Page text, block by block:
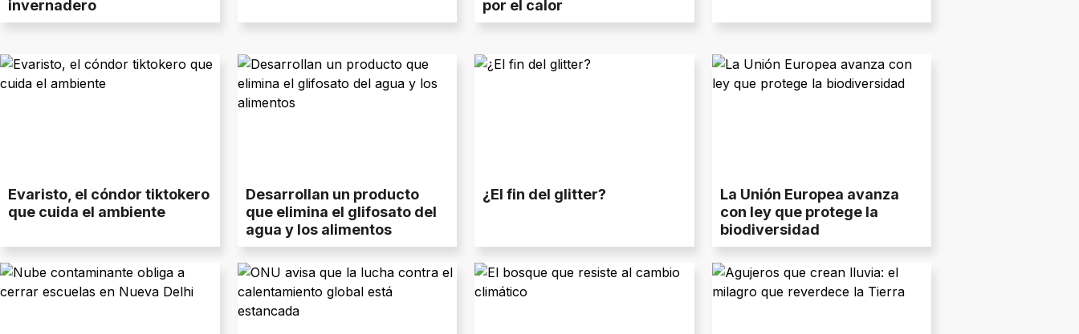
invernadero
por el calor
Evaristo, el cóndor tiktokero
que cuida el ambiente
Desarrollan un producto
que elimina el glifosato del
agua y los alimentos
¿El fin del glitter?
La Unión Europea avanza
con ley que protege la
biodiversidad